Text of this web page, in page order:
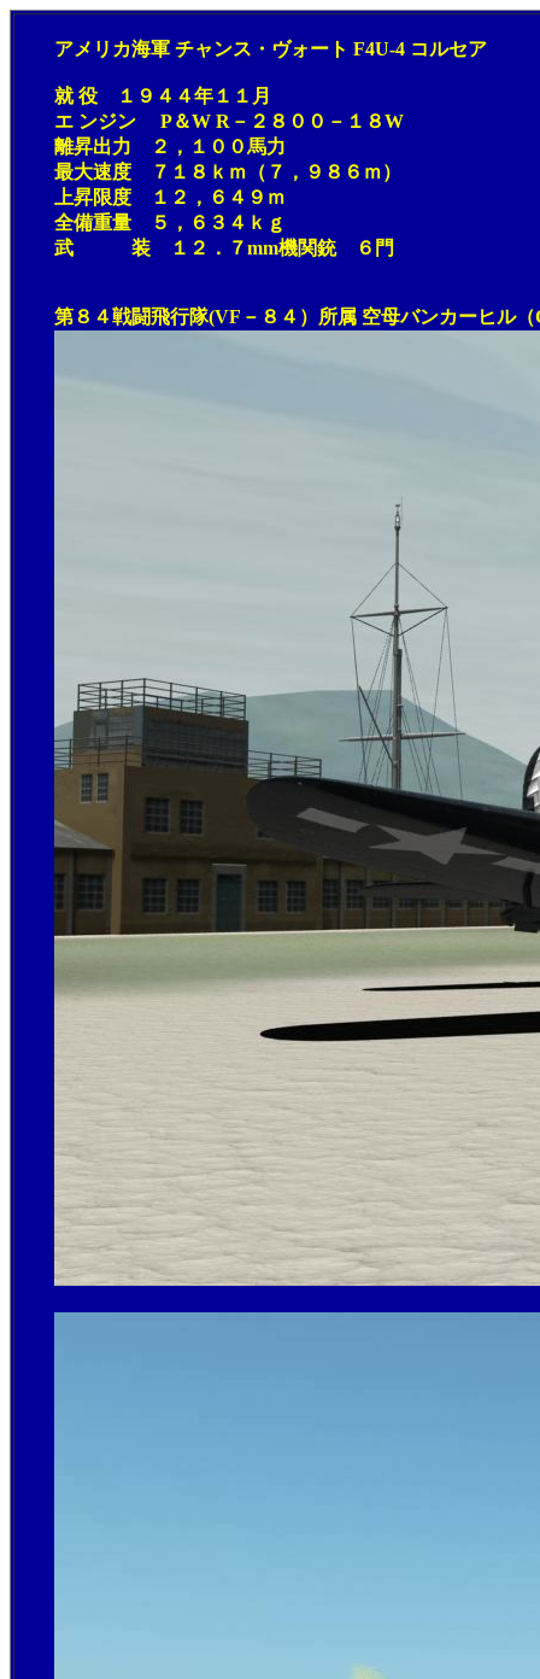
アメリカ海軍 チャンス・ヴォート F4U-4 コルセア
就 役 １９４４年１１月
エ ンジン P＆W R－２８００－１８W
離昇出力 ２，１００馬力
最大速度 ７１８ｋｍ（７，９８６ｍ）
上昇限度 １２，６４９ｍ
全備重量 ５，６３４ｋｇ
武 装 １２．７mm機関銃 ６門
第８４戦闘飛行隊(VF－８４）所属 空母バンカーヒル